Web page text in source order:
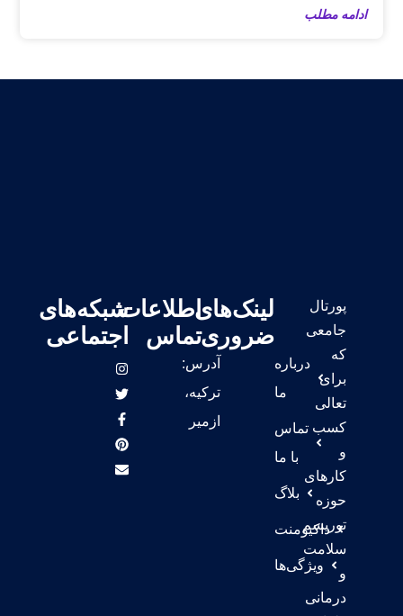
ادامه مطلب
پورتال
جامعی
که
برای
تعالی
کسب
و
کارهای
حوزه
توریسم
سلامت
و
درمانی
لینک‌های
ضروری
درباره
ما
تماس
با ما
بلاگ
داکیومنت
ویژگی‌ها
اطلاعات
تماس
آدرس:
ترکیه،
ازمیر
شبکه‌های
اجتماعی